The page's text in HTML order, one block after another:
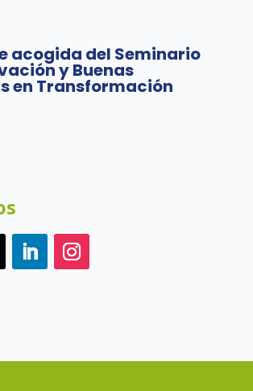
acogida del Seminario
y Buenas
en Transformación